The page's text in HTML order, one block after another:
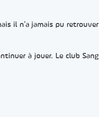
il n’a jamais pu retrouver
à jouer. Le club Sang